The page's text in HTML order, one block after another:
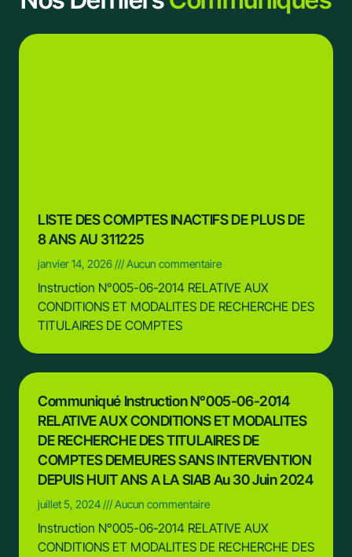
LISTE DES COMPTES INACTIFS DE PLUS DE
8 ANS AU 311225
janvier 14, 2026 Aucun commentaire
Instruction N°005-06-2014 RELATIVE AUX
CONDITIONS ET MODALITES DE RECHERCHE DES
TITULAIRES DE COMPTES
Communiqué Instruction N°005-06-2014
RELATIVE AUX CONDITIONS ET MODALITES
DE RECHERCHE DES TITULAIRES DE
COMPTES DEMEURES SANS INTERVENTION
DEPUIS HUIT ANS A LA SIAB Au 30 Juin 2024
juillet 5, 2024 Aucun commentaire
Instruction N°005-06-2014 RELATIVE AUX
CONDITIONS ET MODALITES DE RECHERCHE DES